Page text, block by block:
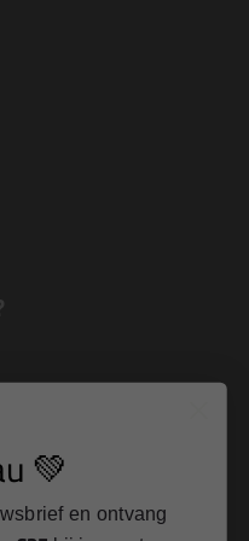
rechtstreeks in je
💚
en ontvang